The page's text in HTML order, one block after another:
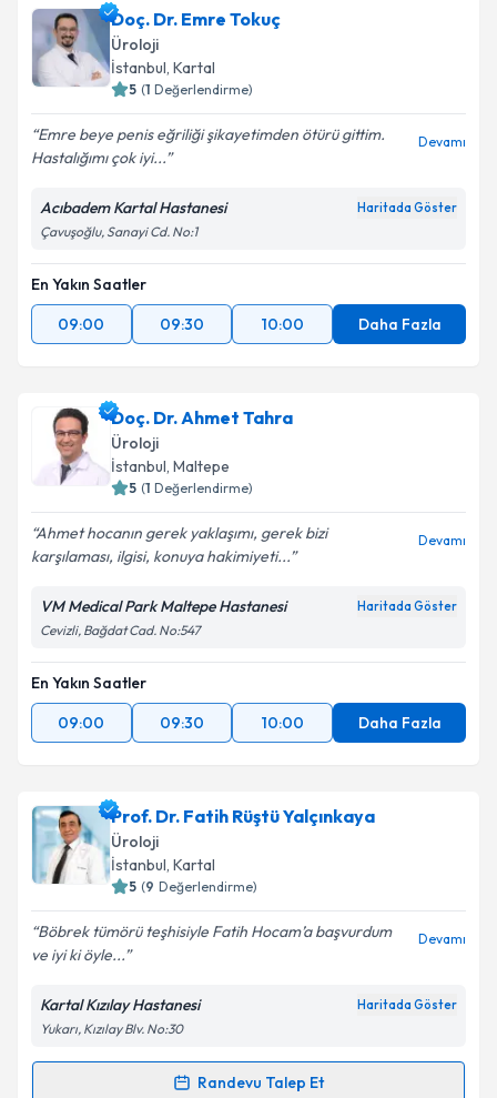
Doç. Dr. Emre Tokuç
Üroloji
İstanbul, Kartal
5 (1 Değerlendirme)
Emre beye penis eğriliği şikayetimden ötürü gittim.
Hastalığımı çok iyi...
Devamı
Acıbadem Kartal Hastanesi Haritada Göster
Çavuşoğlu, Sanayi Cd. No:1
En Yakın Saatler
09:00
09:30 10:00 Daha Fazla
Doç. Dr. Ahmet Tahra
Üroloji
İstanbul, Maltepe
5 (1 Değerlendirme)
Ahmet hocanın gerek yaklaşımı, gerek bizi
karşılaması, ilgisi, konuya hakimiyeti...
Devamı
VM Medical Park Maltepe Hastanesi Haritada Göster
Cevizli, Bağdat Cad. No:547
En Yakın Saatler
09:00
09:30 10:00 Daha Fazla
Prof. Dr. Fatih Rüştü Yalçınkaya
Üroloji
İstanbul, Kartal
5 (9 Değerlendirme)
Böbrek tümörü teşhisiyle Fatih Hocam’a başvurdum
ve iyi ki öyle...
Devamı
Kartal Kızılay Hastanesi Haritada Göster
Yukarı, Kızılay Blv. No:30
Randevu Talep Et